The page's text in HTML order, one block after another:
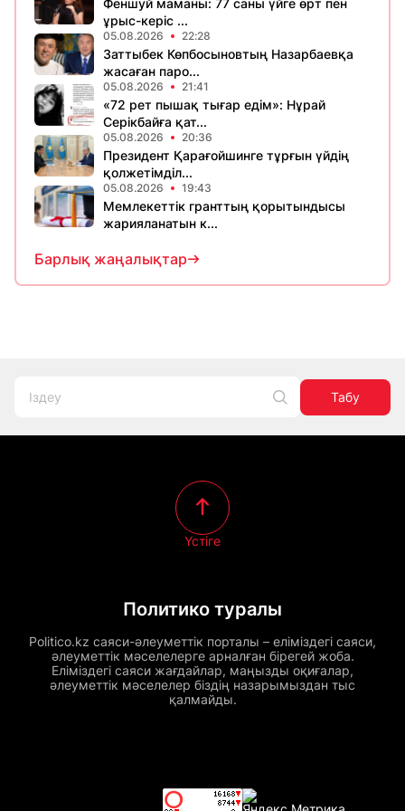
Феншуй маманы: 77 саны үйге өрт пен
ұрыс-керіс ...
05.08.2026 22:28
Заттыбек Көпбосыновтың Назарбаевқа
жасаған паро...
05.08.2026 21:41
«72 рет пышақ тығар едім»: Нұрай
Серікбайға қат...
05.08.2026 20:36
Президент Қарағойшинге тұрғын үйдің
қолжетімділ...
05.08.2026 19:43
Мемлекеттік гранттың қорытындысы
жарияланатын к...
Барлық жаңалықтар
Табу
Политико туралы
Politico.kz саяси-әлеуметтік порталы – еліміздегі саяси,
әлеуметтік мәселелерге арналған бірегей жоба.
Еліміздегі саяси жағдайлар, маңызды оқиғалар,
әлеуметтік мәселелер біздің назарымыздан тыс
қалмайды.
Үстіге